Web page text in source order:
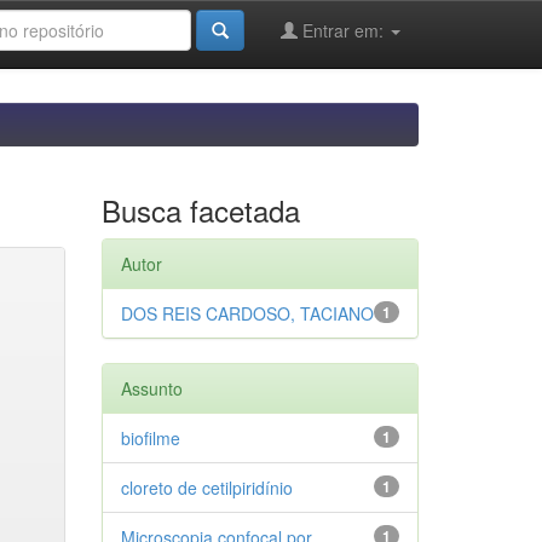
Entrar em:
Busca facetada
Autor
1
DOS REIS CARDOSO, TACIANO
Assunto
1
biofilme
1
cloreto de cetilpiridínio
1
Microscopia confocal por